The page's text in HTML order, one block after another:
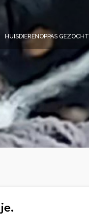
HUISDIERENOPPAS GEZOCHT